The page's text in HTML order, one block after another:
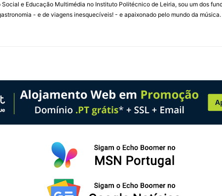
e Educação Multimédia no Instituto Politécnico de Leiria, sou um dos
- e de viagens inesquecíveis! - e apaixonado pelo mundo da música.